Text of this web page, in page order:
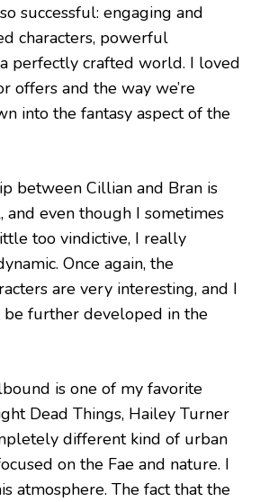
successful: engaging and
characters, powerful
perfectly crafted world. I loved
offers and the way we’re
into the fantasy aspect of the
between Cillian and Bran is
even though I sometimes
too vindictive, I really
Once again, the
are very interesting, and I
further developed in the
is one of my favorite
Dead Things, Hailey Turner
different kind of urban
on the Fae and nature. I
atmosphere. The fact that the